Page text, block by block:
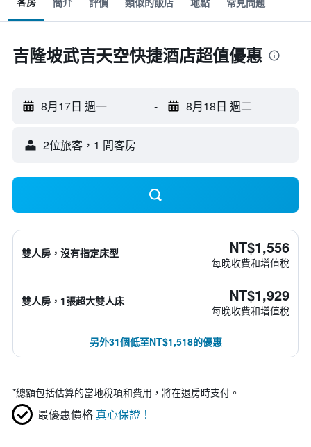
吉隆坡武吉天空快捷酒店超值優惠
8月17日 週一 - 8月18日 週二
2位旅客，1 間客房
雙人房，沒有指定床型 NT$1,556
每晚收費和增值稅
雙人房，1張超大雙人床 NT$1,929
每晚收費和增值稅
另外31個低至NT$1,518的優惠
*總額包括估算的當地稅項和費用，將在退房時支付。
最優惠價格 真心保證！